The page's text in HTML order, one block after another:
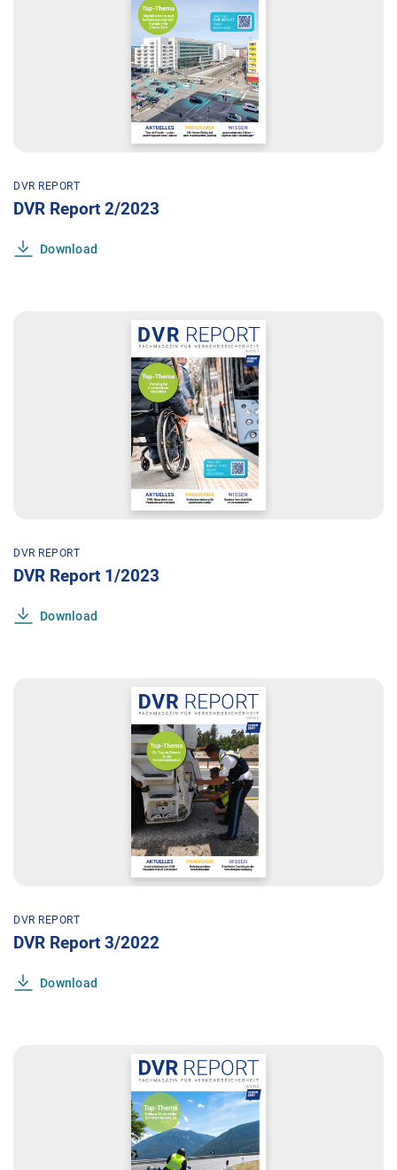
DVR REPORT
DVR Report 2/2023
Download
DVR REPORT
DVR Report 1/2023
Download
DVR REPORT
DVR Report 3/2022
Download